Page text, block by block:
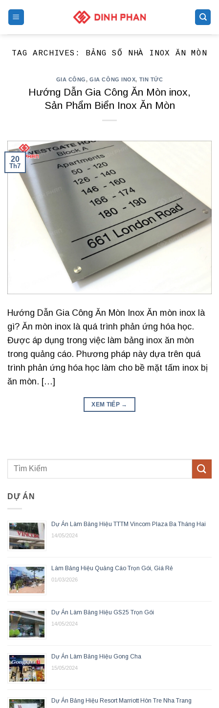
TAG ARCHIVES: BẢNG SỐ NHÀ INOX ĂN MÒN
GIA CÔNG,GIA CÔNG INOX, TIN TỨC
Hướng Dẫn Gia Công Ăn Mòn inox,
Sản Phẩm Biển Inox Ăn Mòn
20
Th7
Hướng Dẫn Gia Công Ăn Mòn Inox Ăn mòn inox là
gì? Ăn mòn inox là quá trình phản ứng hóa học.
Được áp dụng trong việc làm bảng inox ăn mòn
trong quảng cáo. Phương pháp này dựa trên quá
trình phản ứng hóa học làm cho bề mặt tấm inox bị
ăn mòn. […]
XEM TIẾP →
DỰ ÁN
Dự Án Làm Bảng Hiệu TTTM Vincom Plaza Ba Tháng Hai
14/05/2024
Làm Bảng Hiệu Quảng Cáo Trọn Gói, Giá Rẻ
01/03/2026
Dự Án Làm Bảng Hiệu GS25 Trọn Gói
14/05/2024
Dự Án Làm Bảng Hiệu Gong Cha
15/05/2024
Dự Án Bảng Hiệu Resort Marriott Hòn Tre Nha Trang